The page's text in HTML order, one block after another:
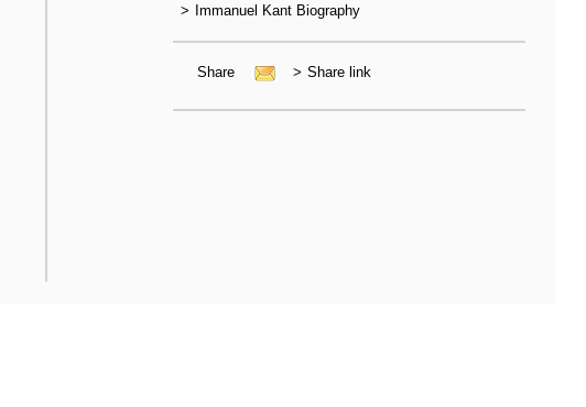
> Immanuel Kant Biography
Share > Share link